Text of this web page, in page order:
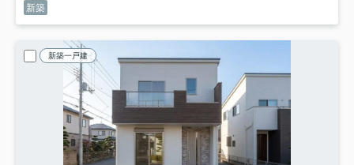
新築
新築一戸建